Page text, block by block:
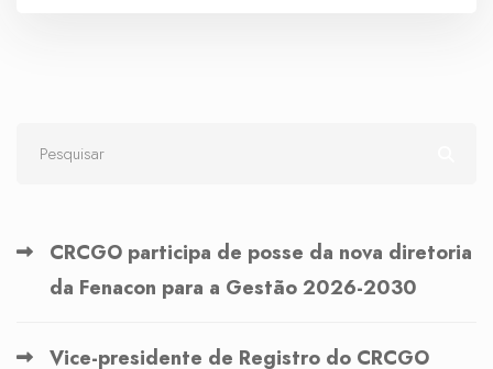
CRCGO participa de posse da nova diretoria
da Fenacon para a Gestão 2026-2030
Vice-presidente de Registro do CRCGO